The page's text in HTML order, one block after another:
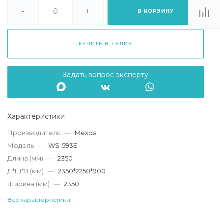
- + В КОРЗИНУ
КУПИТЬ В 1 КЛИК
Задать вопрос эксперту
Характеристики
Производитель — Mexda
Модель — WS-593E
Длина (мм) — 2350
Д*Ш*В (мм) — 2350*2250*900
Ширина (мм) — 2350
Все характеристики